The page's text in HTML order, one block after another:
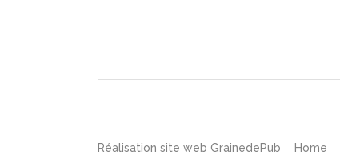
Réalisation site web GrainedePub Home